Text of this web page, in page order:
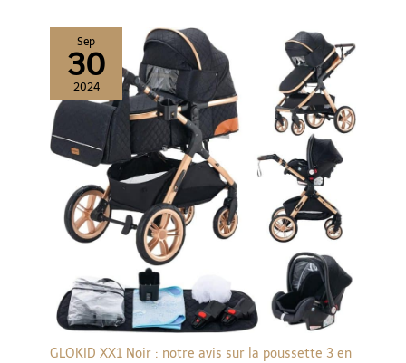
Sep
30
2024
GLOKID XX1 Noir : notre avis sur la poussette 3 en